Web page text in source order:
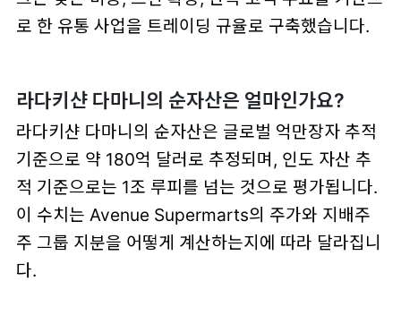
로 한 유통 사업을 트레이딩 규율로 구축했습니다.
라다키샨 다마니의 순자산은 얼마인가요?
라다키샨 다마니의 순자산은 글로벌 억만장자 추적
기준으로 약 180억 달러로 추정되며, 인도 자산 추
적 기준으로는 1조 루피를 넘는 것으로 평가됩니다.
이 수치는 Avenue Supermarts의 주가와 지배주
주 그룹 지분을 어떻게 계산하는지에 따라 달라집니
다.